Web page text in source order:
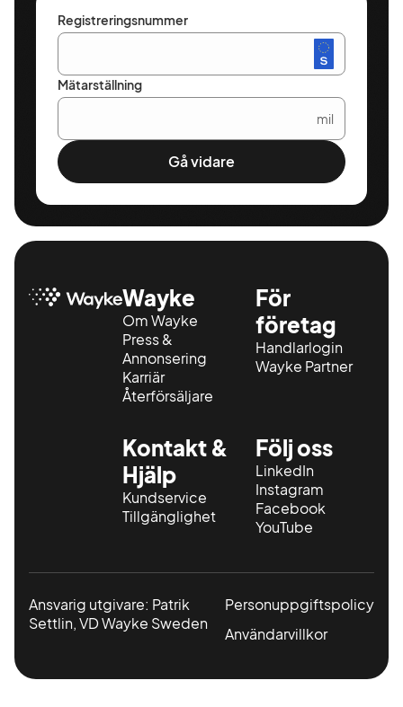
Registreringsnummer
Mätarställning
mil
Gå vidare
Wayke
Om Wayke
Press &
Annonsering
Karriär
Återförsäljare
För
företag
Handlarlogin
Wayke Partner
Kontakt &
Hjälp
Kundservice
Tillgänglighet
Följ oss
LinkedIn
Instagram
Facebook
YouTube
Ansvarig utgivare: Patrik
Settlin, VD Wayke Sweden
Personuppgiftspolicy
Användarvillkor